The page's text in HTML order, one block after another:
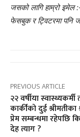
जसको लागि हाम्रो
फेसबुक र ट्विटरमा पनि
PREVIOUS ARTICLE
२२ वर्षीया
कार्कीको दुई श्रीमतीका
प्रेम सम्बन्धमा रहेपछि
देह त्याग ?